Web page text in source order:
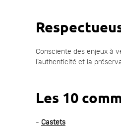
Consciente des enjeux à
l’authenticité et la
Les 10
- Castets